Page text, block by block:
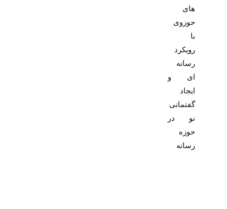
های
حوزوی
با
رویکرد
رسانه
ای و
ایجاد
گفتمانی
نو در
حوزه
رسانه